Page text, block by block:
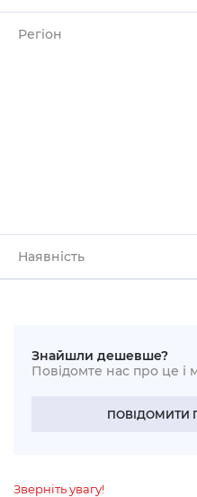
Регіон
Наявність
Знайшли дешевше?
Повідомте нас про це
ПОВІДОМИТИ
Зверніть увагу!